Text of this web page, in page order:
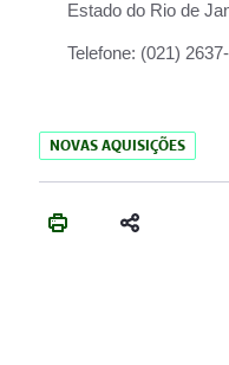
Estado do Rio de
Telefone: (021)
NOVAS AQUISIÇÕES